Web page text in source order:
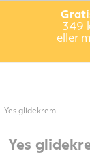
349
eller
Yes glidekrem
Yes